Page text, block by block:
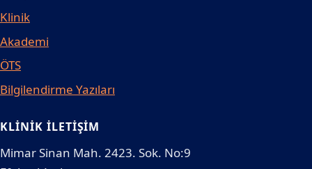
Klinik
Akademi
ÖTS
Bilgilendirme Yazıları
KLINIK İLETIŞIM
Mimar Sinan Mah. 2423. Sok. No:9